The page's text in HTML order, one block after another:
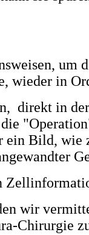
um
wieder in
direkt in
Bild, wie
wir
Chirurgie